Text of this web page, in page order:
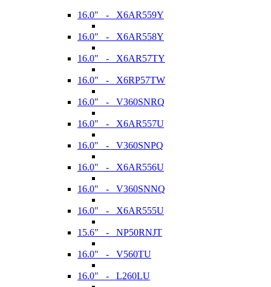
16.0" - X6AR559Y
16.0" - X6AR558Y
16.0" - X6AR57TY
16.0" - X6RP57TW
16.0" - V360SNRQ
16.0" - X6AR557U
16.0" - V360SNPQ
16.0" - X6AR556U
16.0" - V360SNNQ
16.0" - X6AR555U
15.6" - NP50RNJT
16.0" - V560TU
16.0" - L260LU